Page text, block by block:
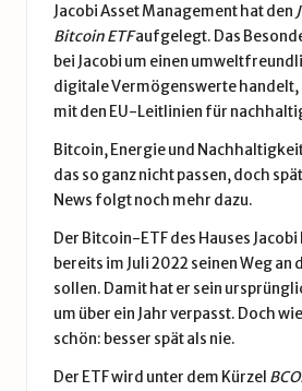
Jacobi Asset Management hat den
Bitcoin ETFaufgelegt. Das
bei Jacobi um einen
digitale Vermögenswerte handelt,
mit den EU-Leitlinien für
Bitcoin, Energie und
das so ganz nicht passen, doch
News folgt noch mehr dazu.
Der Bitcoin-ETF des Hauses
bereits im Juli 2022 seinen Weg an
sollen. Damit hat er sein
um über ein Jahr verpasst. Doch
schön: besser spät als nie.
Der ETF wird unter dem Kürzel